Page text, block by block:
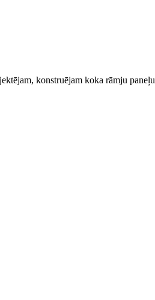
konstruējam koka rāmju paneļu